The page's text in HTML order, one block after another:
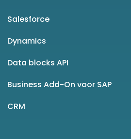
Salesforce
Dynamics
Data blocks API
Business Add-On voor SAP
CRM